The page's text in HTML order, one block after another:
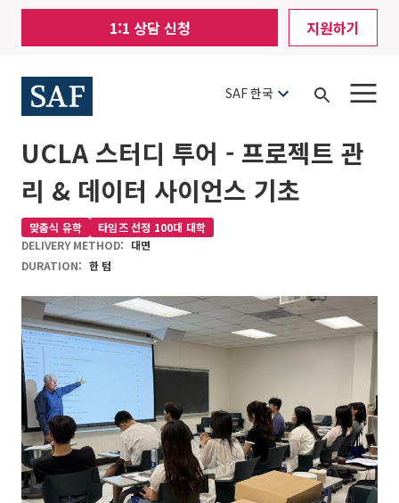
Skip
main
content
Utility
Menu
1:1 상담 신청 지원하기
SAF 한국
Open
UCLA 스터디 투어 - 프로젝트 관
리 & 데이터 사이언스 기초
맞춤식 유학
타임즈 선정 100대 대학
DELIVERY METHOD: 대면
DURATION: 한 텀